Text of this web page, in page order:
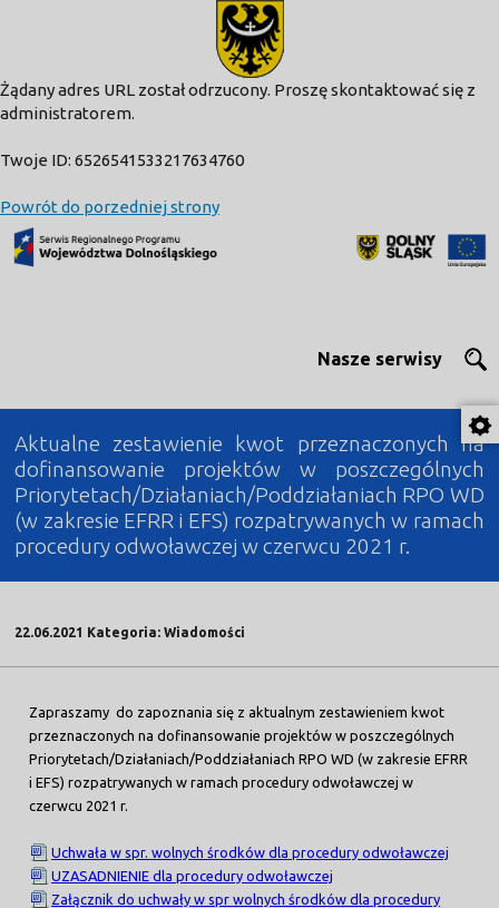
Żądany adres URL został odrzucony. Proszę skontaktować się z
administratorem.
Twoje ID: 6526541533217634760
Powrót do porzedniej strony
Nasze serwisy
Aktualne zestawienie kwot przeznaczonych na
dofinansowanie projektów w poszczególnych
Priorytetach/Działaniach/Poddziałaniach RPO WD
(w zakresie EFRR i EFS) rozpatrywanych w ramach
procedury odwoławczej w czerwcu 2021 r.
22.06.2021 Kategoria: Wiadomości
Zapraszamy do zapoznania się z aktualnym zestawieniem kwot
przeznaczonych na dofinansowanie projektów w poszczególnych
Priorytetach/Działaniach/Poddziałaniach RPO WD (w zakresie EFRR
i EFS) rozpatrywanych w ramach procedury odwoławczej w
czerwcu 2021 r.
Uchwała w spr. wolnych środków dla procedury odwoławczej
UZASADNIENIE dla procedury odwoławczej
Załącznik do uchwały w spr wolnych środków dla procedury
modal-check